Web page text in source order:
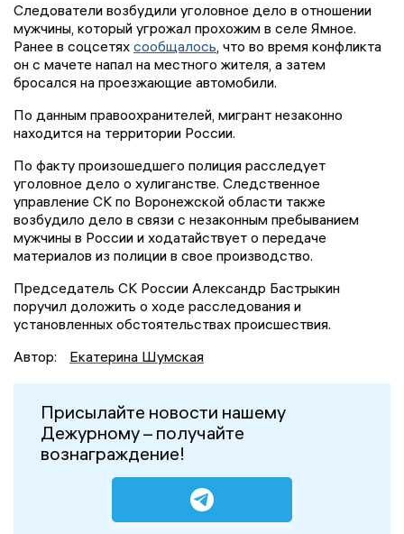
Следователи возбудили уголовное дело в отношении
мужчины, который угрожал прохожим в селе Ямное.
Ранее в соцсетях сообщалось, что во время конфликта
он с мачете напал на местного жителя, а затем
бросался на проезжающие автомобили.
По данным правоохранителей, мигрант незаконно
находится на территории России.
По факту произошедшего полиция расследует
уголовное дело о хулиганстве. Следственное
управление СК по Воронежской области также
возбудило дело в связи с незаконным пребыванием
мужчины в России и ходатайствует о передаче
материалов из полиции в свое производство.
Председатель СК России Александр Бастрыкин
поручил доложить о ходе расследования и
установленных обстоятельствах происшествия.
Автор:
Екатерина Шумская
Присылайте новости нашему
Дежурному – получайте
вознаграждение!